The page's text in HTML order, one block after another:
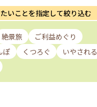
たいことを指定して絞り込む
絶景旅
ご利益めぐり
ぽ
くつろぐ
いやされる